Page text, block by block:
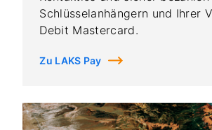
Schlüsselanhängern und Ihrer
Debit Mastercard.
Zu LAKS Pay